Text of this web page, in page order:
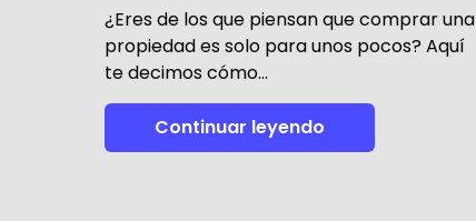
¿Eres de los que piensan que comprar una
propiedad es solo para unos pocos? Aquí
te decimos cómo...
Continuar leyendo